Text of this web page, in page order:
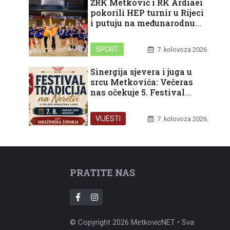
ŽRK Metković i RK Ardiaei
pokorili HEP turnir u Rijeci
i putuju na međunarodnu
SPORT 7. kolovoza 2026.
Sinergija sjevera i juga u
srcu Metkovića: Večeras
nas očekuje 5. Festival
VIJESTI 7. kolovoza 2026.
PRATITE NAS
© Copyright 2026 MetkovicNET • Sva